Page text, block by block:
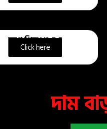
ডুপ্লে থিম V2.5.5
Click here
দাম